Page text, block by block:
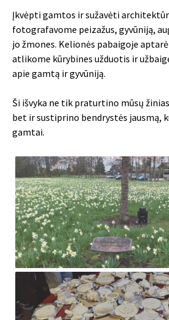
Įkvėpti gamtos ir sužavėti
fotografavome peizažus, gyvūniją,
jo žmones. Kelionės pabaigoje
atlikome kūrybines užduotis ir
apie gamtą ir gyvūniją.
Ši išvyka ne tik praturtino mūsų
bet ir sustiprino bendrystės jausmą,
gamtai.